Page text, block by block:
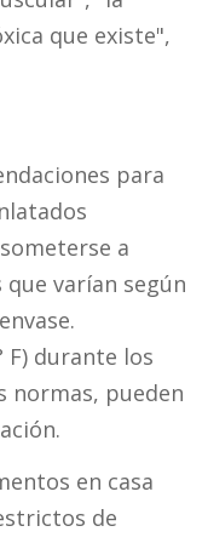
que existe",
para
a
varían según
F) durante los
normas, pueden
en casa
de